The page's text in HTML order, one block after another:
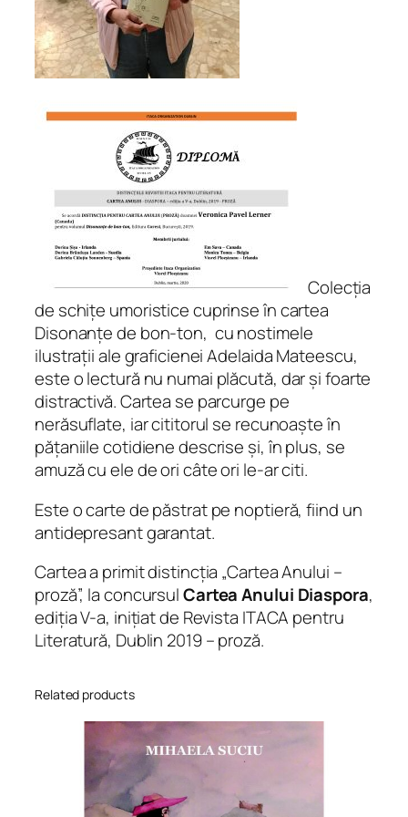
u
r
t
ă
Colecția
de schițe umoristice cuprinse în cartea
Disonanțe de bon-ton, cu nostimele
ilustrații ale graficienei Adelaida Mateescu,
este o lectură nu numai plăcută, dar și foarte
distractivă. Cartea se parcurge pe
nerăsuflate, iar cititorul se recunoaște în
pățaniile cotidiene descrise și, în plus, se
amuză cu ele de ori câte ori le-ar citi.
Este o carte de păstrat pe noptieră, fiind un
antidepresant garantat.
Cartea a primit distincția „Cartea Anului –
proză”, la concursulCartea Anului Diaspora,
ediția V-a, inițiat de Revista ITACA pentru
Literatură, Dublin 2019 – proză.
Related products